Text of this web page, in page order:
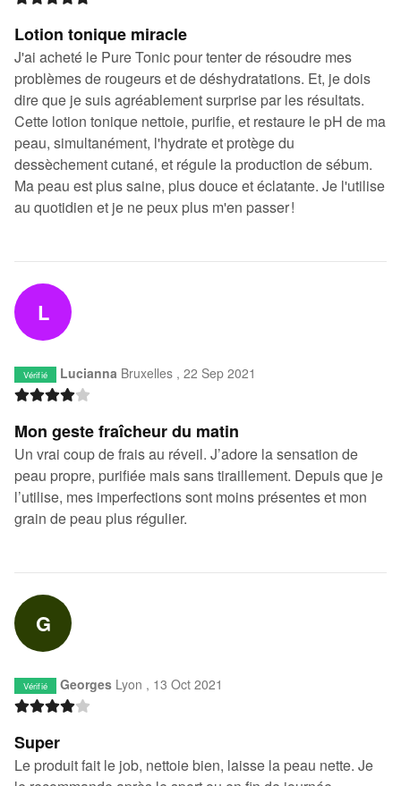
Lotion tonique miracle
J'ai acheté le Pure Tonic pour tenter de résoudre mes
problèmes de rougeurs et de déshydratations. Et, je dois
dire que je suis agréablement surprise par les résultats.
Cette lotion tonique nettoie, purifie, et restaure le pH de ma
peau, simultanément, l'hydrate et protège du
dessèchement cutané, et régule la production de sébum.
Ma peau est plus saine, plus douce et éclatante. Je l'utilise
au quotidien et je ne peux plus m'en passer !
L
Vérifié Lucianna Bruxelles , 22 Sep 2021
Mon geste fraîcheur du matin
Un vrai coup de frais au réveil. J’adore la sensation de
peau propre, purifiée mais sans tiraillement. Depuis que je
l’utilise, mes imperfections sont moins présentes et mon
grain de peau plus régulier.
G
Vérifié GeorgesLyon , 13 Oct 2021
Super
Le produit fait le job, nettoie bien, laisse la peau nette. Je